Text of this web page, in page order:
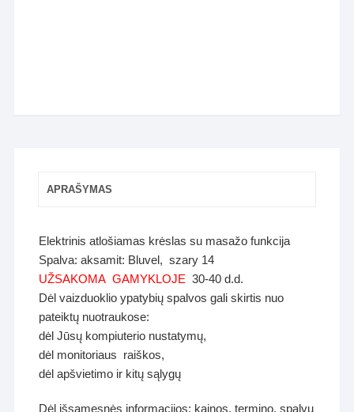
APRAŠYMAS
Elektrinis atlošiamas krėslas su masažo funkcija
Spalva: aksamit: Bluvel, szary 14
UŽSAKOMA GAMYKLOJE 30-40 d.d.
Dėl vaizduoklio ypatybių spalvos gali skirtis nuo
pateiktų nuotraukose:
dėl Jūsų kompiuterio nustatymų,
dėl monitoriaus raiškos,
dėl apšvietimo ir kitų sąlygų
Dėl išsamesnės informacijos: kainos, termino, spalvų